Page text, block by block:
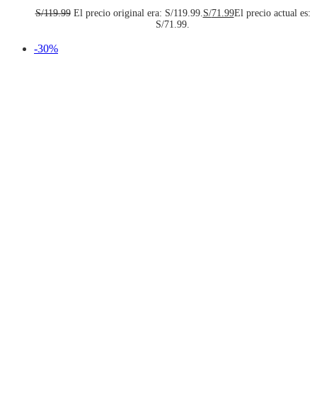
S/119.99 El precio original era: S/119.99. S/71.99El precio actual es:
S/71.99.
-30%